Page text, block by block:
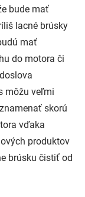
bude mať
lacné brúsky
mať
do motora či
môžu veľmi
skorú
vďaka
produktov
brúsku čistiť od